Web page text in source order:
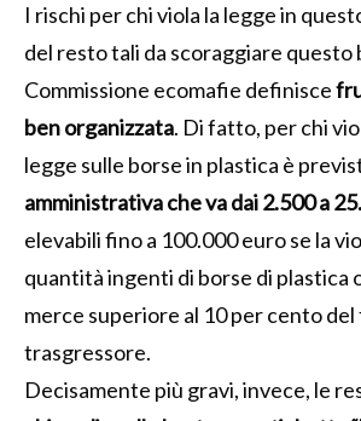
I rischi per chi viola la legge in
del resto tali da scoraggiare questo
Commissione ecomafie definisce
ben organizzata. Di fatto, per chi
legge sulle borse in plastica è
amministrativa che va dai 2.500 a
elevabili fino a 100.000 euro se la
quantità ingenti di borse di plastica
merce superiore al 10 per cento
trasgressore.
Decisamente più gravi, invece, le